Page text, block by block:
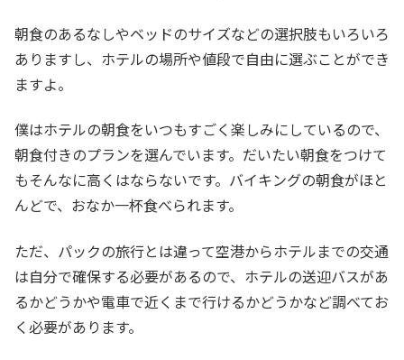
朝食のあるなしやベッドのサイズなどの選択肢もいろいろ
ありますし、ホテルの場所や値段で自由に選ぶことができ
ますよ。
僕はホテルの朝食をいつもすごく楽しみにしているので、
朝食付きのプランを選んでいます。だいたい朝食をつけて
もそんなに高くはならないです。バイキングの朝食がほと
んどで、おなか一杯食べられます。
ただ、パックの旅行とは違って空港からホテルまでの交通
は自分で確保する必要があるので、ホテルの送迎バスがあ
るかどうかや電車で近くまで行けるかどうかなど調べてお
く必要があります。